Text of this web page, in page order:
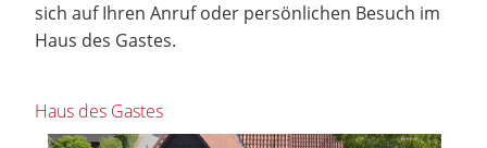
sich auf Ihren Anruf oder persönlichen Besuch im
Haus des Gastes.
Haus des Gastes